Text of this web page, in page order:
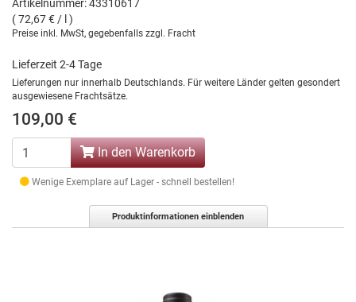
Artikelnummer: 43310617
( 72,67 € / l )
Preise inkl. MwSt, gegebenfalls zzgl. Fracht
Lieferzeit 2-4 Tage
Lieferungen nur innerhalb Deutschlands. Für weitere Länder gelten gesondert
ausgewiesene Frachtsätze.
109,00 €
In den Warenkorb
Wenige Exemplare auf Lager - schnell bestellen!
Produktinformationen einblenden